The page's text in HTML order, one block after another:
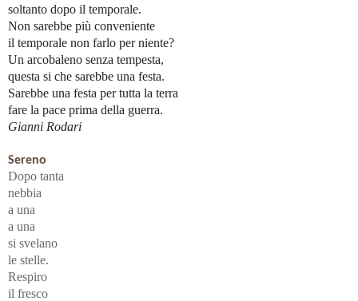
soltanto dopo il temporale.
Non sarebbe più conveniente
il temporale non farlo per niente?
Un arcobaleno senza tempesta,
questa si che sarebbe una festa.
Sarebbe una festa per tutta la terra
fare la pace prima della guerra.
Gianni Rodari
Sereno
Dopo tanta
nebbia
a una
a una
si svelano
le stelle.
Respiro
il fresco